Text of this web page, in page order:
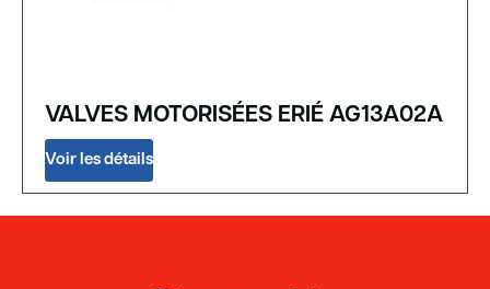
VALVES MOTORISÉES ERIÉ AG13A02A
Voir les détails